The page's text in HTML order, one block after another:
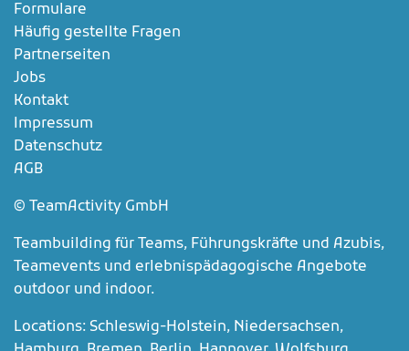
Formulare
Häufig gestellte Fragen
Partnerseiten
Jobs
Kontakt
Impressum
Datenschutz
AGB
© TeamActivity GmbH
Teambuilding für Teams, Führungskräfte und Azubis,
Teamevents und erlebnispädagogische Angebote
outdoor und indoor.
Locations: Schleswig-Holstein, Niedersachsen,